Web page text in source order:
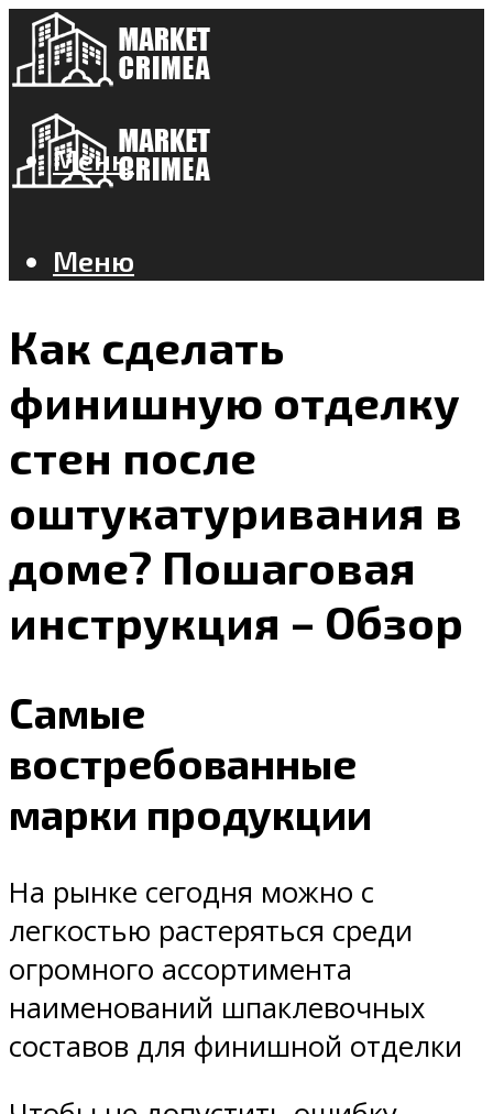
Меню
Меню
Как сделать
финишную отделку
стен после
оштукатуривания в
доме? Пошаговая
инструкция – Обзор
Самые
востребованные
марки продукции
На рынке сегодня можно с
легкостью растеряться среди
огромного ассортимента
наименований шпаклевочных
составов для финишной отделки